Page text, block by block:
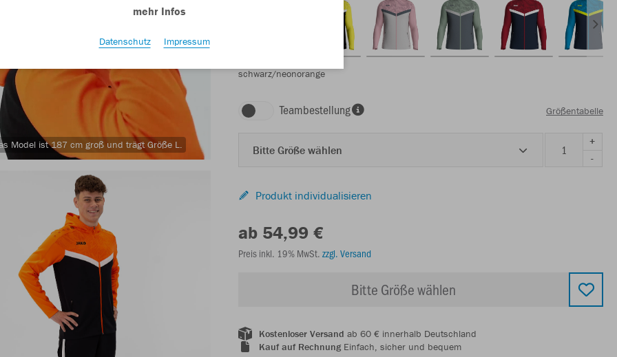
Model ist 187 cm groß und trägt Größe L.
schwarz/neonorange
Teambestellung Größentabelle
Bitte Größe wählen
+
-
Produkt individualisieren
ab 54,99 €
Preis inkl. 19% MwSt. zzgl. Versand
Bitte Größe wählen
Kostenloser Versand ab 60 € innerhalb Deutschland
Kauf auf RechnungEinfach, sicher und bequem
mehr Infos
Datenschutz Impressum